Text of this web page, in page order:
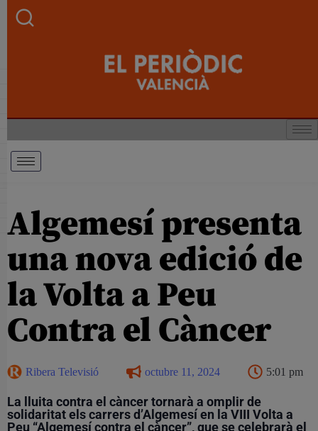
Algemesí presenta
una nova edició de
la Volta a Peu
Contra el Càncer
Ribera Televisió octubre 11, 2024 5:01 pm
La lluita contra el càncer tornarà a omplir de
solidaritat els carrers d’Algemesí en la VIII Volta a
Peu “Algemesí contra el càncer”, que se celebrarà el